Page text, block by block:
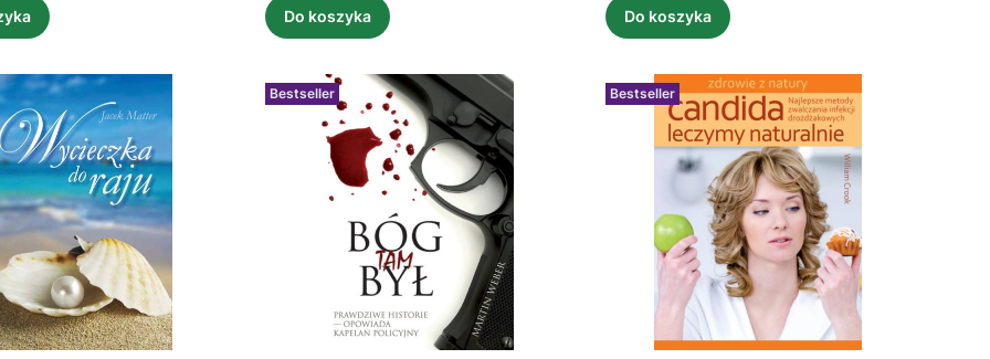
Do koszyka Do koszyka
Bestseller Bestseller